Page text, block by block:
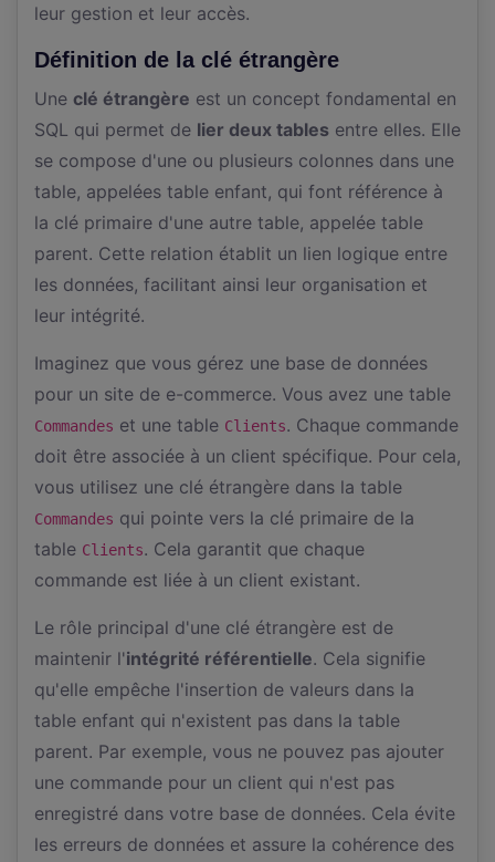
leur gestion et leur accès.
Définition de la clé étrangère
Une clé étrangère est un concept fondamental en
SQL qui permet de lier deux tables entre elles. Elle
se compose d'une ou plusieurs colonnes dans une
table, appelées table enfant, qui font référence à
la clé primaire d'une autre table, appelée table
parent. Cette relation établit un lien logique entre
les données, facilitant ainsi leur organisation et
leur intégrité.
Imaginez que vous gérez une base de données
pour un site de e-commerce. Vous avez une table
Commandes et une table Clients. Chaque commande
doit être associée à un client spécifique. Pour cela,
vous utilisez une clé étrangère dans la table
Commandes qui pointe vers la clé primaire de la
table Clients. Cela garantit que chaque
commande est liée à un client existant.
Le rôle principal d'une clé étrangère est de
maintenir l'intégrité référentielle. Cela signifie
qu'elle empêche l'insertion de valeurs dans la
table enfant qui n'existent pas dans la table
parent. Par exemple, vous ne pouvez pas ajouter
une commande pour un client qui n'est pas
enregistré dans votre base de données. Cela évite
les erreurs de données et assure la cohérence des